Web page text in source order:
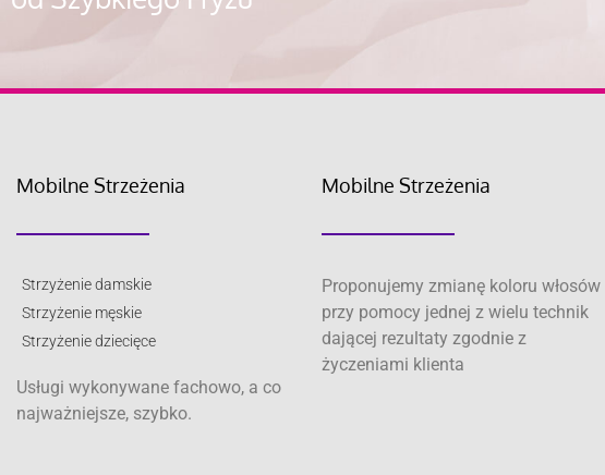
Mobilne Strzeżenia
Strzyżenie damskie
Strzyżenie męskie
Strzyżenie dziecięce
Usługi wykonywane fachowo, a co
najważniejsze, szybko.
Mobilne Strzeżenia
Proponujemy zmianę koloru włosów
przy pomocy jednej z wielu technik
dającej rezultaty zgodnie z
życzeniami klienta